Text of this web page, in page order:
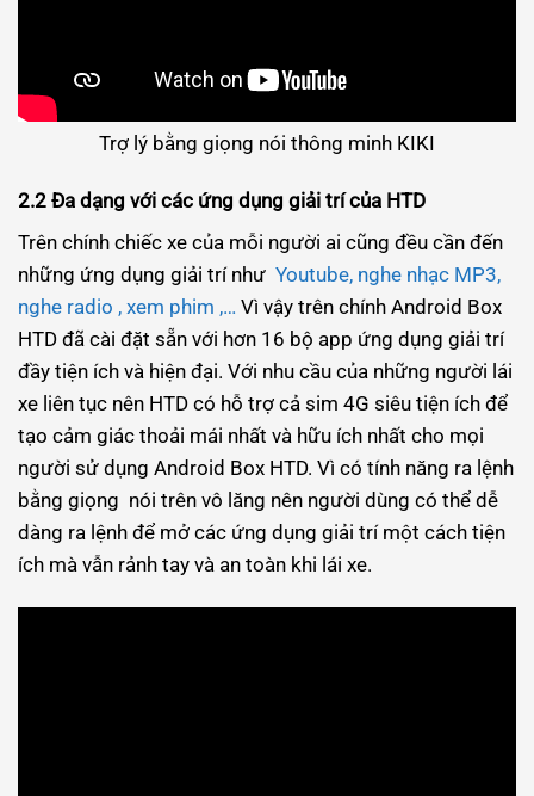
Trợ lý bằng giọng nói thông minh KIKI
2.2 Đa dạng với các ứng dụng giải trí của HTD
Trên chính chiếc xe của mỗi người ai cũng đều cần đến
những ứng dụng giải trí như Youtube, nghe nhạc MP3,
nghe radio , xem phim ,… Vì vậy trên chính Android Box
HTD đã cài đặt sẵn với hơn 16 bộ app ứng dụng giải trí
đầy tiện ích và hiện đại. Với nhu cầu của những người lái
xe liên tục nên HTD có hỗ trợ cả sim 4G siêu tiện ích để
tạo cảm giác thoải mái nhất và hữu ích nhất cho mọi
người sử dụng Android Box HTD. Vì có tính năng ra lệnh
bằng giọng nói trên vô lăng nên người dùng có thể dễ
dàng ra lệnh để mở các ứng dụng giải trí một cách tiện
ích mà vẫn rảnh tay và an toàn khi lái xe.